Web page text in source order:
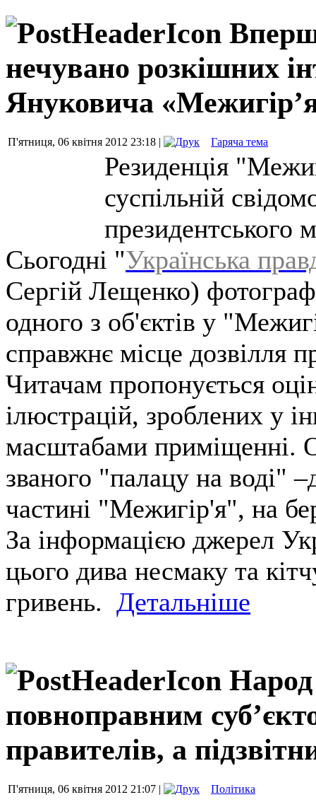
нечувано розкішних
Януковича
П'ятниця, 06 квітня 2012 23:18 | Гаряча тема
Резиденція
суспільній
президентського
Сьогодні "Українська
Сергій Лещенко)
одного з об'єктів у
справжнє місце дозвілля
Читачам пропонується
ілюстрацій, зроблених у
масштабами приміщенні.
званого "палацу на воді"
частині "Межигір'я", на
За інформацією джерел
цього дива несмаку та
гривень. Детальніше
повноправним
правителів, а
П'ятниця, 06 квітня 2012 21:07 | Політика